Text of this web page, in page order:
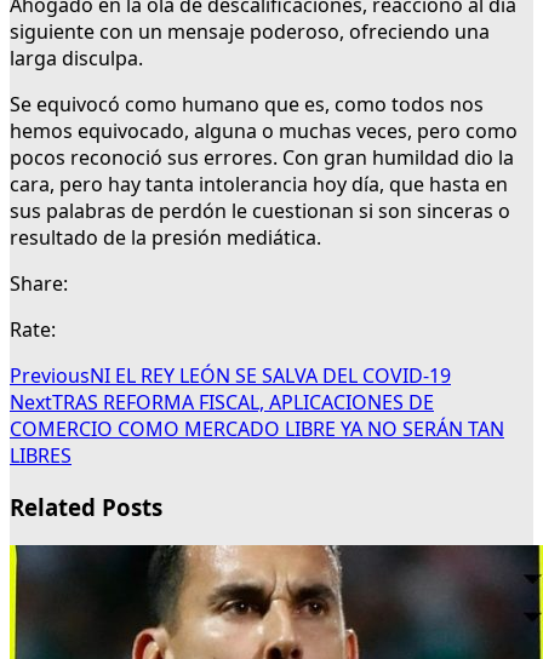
siguiente con un mensaje poderoso, ofreciendo una
larga disculpa.
Se equivocó como humano que es, como todos nos
hemos equivocado, alguna o muchas veces, pero como
pocos reconoció sus errores. Con gran humildad dio la
cara, pero hay tanta intolerancia hoy día, que hasta en
sus palabras de perdón le cuestionan si son sinceras o
resultado de la presión mediática.
Share:
Rate:
PreviousNI EL REY LEÓN SE SALVA DEL COVID-19
NextTRAS REFORMA FISCAL, APLICACIONES DE
COMERCIO COMO MERCADO LIBRE YA NO SERÁN TAN
LIBRES
Related Posts